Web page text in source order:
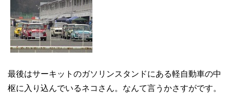
最後はサーキットのガソリンスタンドにある軽自動車の中
枢に入り込んでいるネコさん。なんて言うかさすがです。